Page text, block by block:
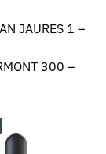
JAURES 1 –
300 –